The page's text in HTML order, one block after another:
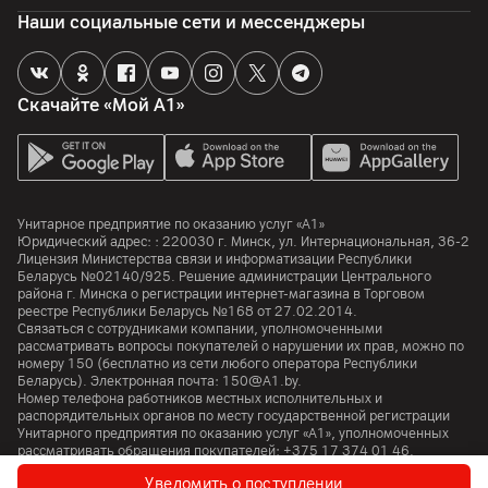
Уведомить о поступлении
Разрешение видео
1080p до 60 к/сек
Память
Объем встроенной памяти
512
ГБ
12ГБ
Особенности
Тип оперативной памяти: LPDDR5X, тип встроенной памяти:
UFS 4.1
Процессор
Процессор
MediaTek Dimensity 9500s
Скачайте «Мой А1»
Наши социальные сети и мессенджеры
Унитарное предприятие по оказанию услуг «А1»
Юридический адрес: : 220030 г. Минск, ул. Интернациональная, 36-2
Лицензия Министерства связи и информатизации Республики
Беларусь №02140/925. Решение администрации Центрального
района г. Минска о регистрации интернет-магазина в Торговом
реестре Республики Беларусь №168 от 27.02.2014.
Связаться с сотрудниками компании, уполномоченными
рассматривать вопросы покупателей о нарушении их прав, можно по
номеру 150 (бесплатно из сети любого оператора Республики
Беларусь). Электронная почта: 150@A1.by.
Номер телефона работников местных исполнительных и
распорядительных органов по месту государственной регистрации
Унитарного предприятия по оказанию услуг «А1», уполномоченных
рассматривать обращения покупателей: +375 17 374 01 46.